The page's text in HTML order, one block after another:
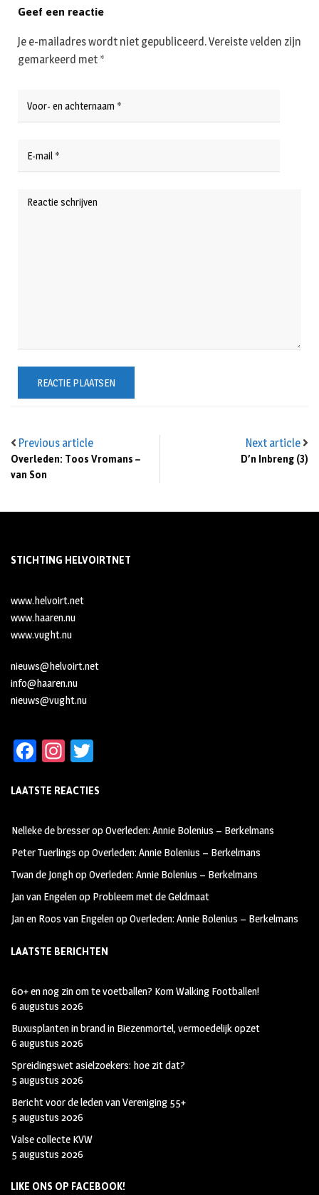
Previous article
Overleden: Toos Vromans –
van Son
Next article
D’n Inbreng (3)
Geef een reactie
Je e-mailadres wordt niet gepubliceerd.Vereiste velden zijn
gemarkeerd met *
STICHTING HELVOIRTNET
www.helvoirt.net
www.haaren.nu
www.vught.nu
nieuws@helvoirt.net
info@haaren.nu
nieuws@vught.nu
Fa
b
oo
k
In
ag
m
tt
LAATSTE REACTIES
Nelleke de bresseropOverleden: Annie Bolenius – Berkelmans
Peter Tuerlings opOverleden: Annie Bolenius – Berkelmans
Twan de JonghopOverleden: Annie Bolenius – Berkelmans
Jan van Engelenop Probleem met de Geldmaat
Jan en Roos van EngelenopOverleden: Annie Bolenius – Berkelmans
LAATSTE BERICHTEN
60+ en nog zin om te voetballen? Kom Walking Footballen!
6 augustus 2026
Buxusplanten in brand in Biezenmortel, vermoedelijk opzet
6 augustus 2026
Spreidingswet asielzoekers: hoe zit dat?
5 augustus 2026
Bericht voor de leden van Vereniging 55+
5 augustus 2026
Valse collecte KVW
5 augustus 2026
LIKE ONS OP FACEBOOK!